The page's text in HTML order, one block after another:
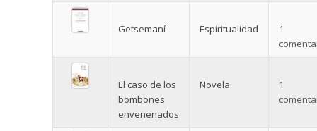
Getsemaní Espiritualidad
1
El caso de los
bombones
envenenados
Novela
1